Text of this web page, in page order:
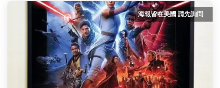
海報皆在美國 請先詢問